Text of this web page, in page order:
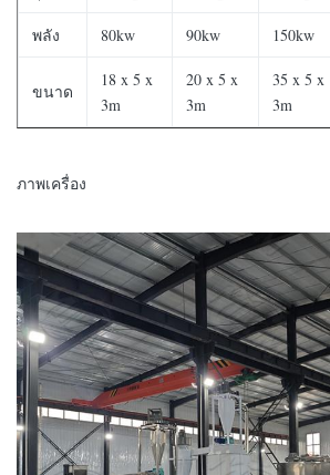
พลัง 80kw 90kw 150kw
ขนาด
18 x 5 x
3m
20 x 5 x
3m
35 x 5 x
3m
ภาพเครื่อง